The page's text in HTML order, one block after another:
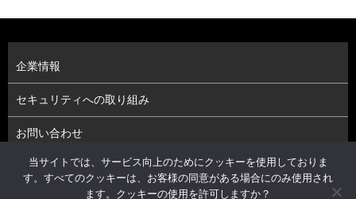
企業情報
セキュリティへの取り組み
お問い合わせ
プライバシーポリシー（個人情報保護方針）
当サイトでは、サービス向上のためにクッキーを使用しておりま
す。すべてのクッキーは、お客様の同意がある場合にのみ使用され
ます。クッキーの使用を許可しますか？